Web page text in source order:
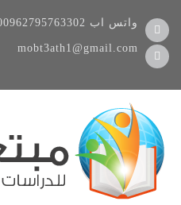
واتس اب
mobt3ath1@gmail.com